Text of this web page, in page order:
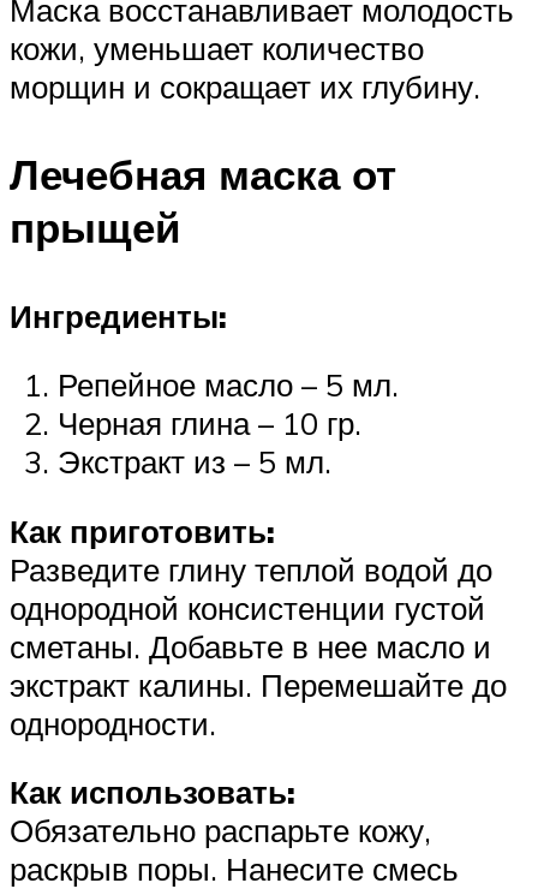
Маска восстанавливает молодость
кожи, уменьшает количество
морщин и сокращает их глубину.
Лечебная маска от
прыщей
Ингредиенты:
Репейное масло – 5 мл.
Черная глина – 10 гр.
Экстракт из – 5 мл.
Как приготовить:
Разведите глину теплой водой до
однородной консистенции густой
сметаны. Добавьте в нее масло и
экстракт калины. Перемешайте до
однородности.
Как использовать:
Обязательно распарьте кожу,
раскрыв поры. Нанесите смесь